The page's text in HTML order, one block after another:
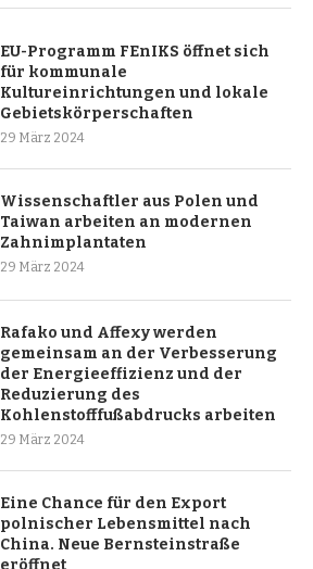
EU-Programm FEnIKS öffnet sich
für kommunale
Kultureinrichtungen und lokale
Gebietskörperschaften
29 März 2024
Wissenschaftler aus Polen und
Taiwan arbeiten an modernen
Zahnimplantaten
29 März 2024
Rafako und Affexy werden
gemeinsam an der Verbesserung
der Energieeffizienz und der
Reduzierung des
Kohlenstofffußabdrucks arbeiten
29 März 2024
Eine Chance für den Export
polnischer Lebensmittel nach
China. Neue Bernsteinstraße
eröffnet